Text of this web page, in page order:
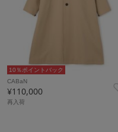
10％ポイントバック
CABaN
¥110,000
再入荷